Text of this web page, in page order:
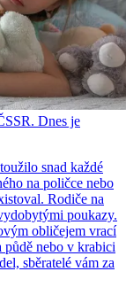
Dnes je
snad každé
na poličce nebo
Rodiče na
poukazy.
obličejem vrací
půdě nebo v krabici
sběratelé vám za